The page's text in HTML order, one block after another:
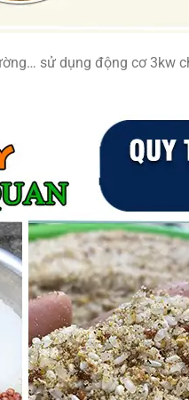
sử dụng động cơ